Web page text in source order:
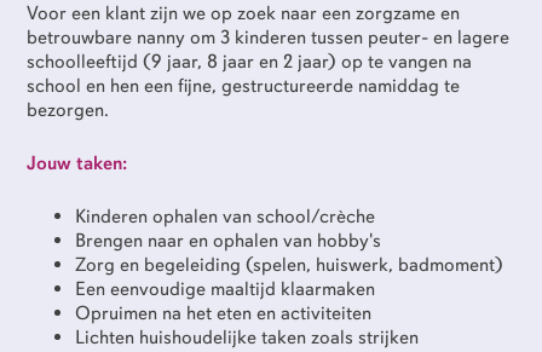
Voor een klant zijn we op zoek naar een zorgzame en
betrouwbare nanny om 3 kinderen tussen peuter- en lagere
schoolleeftijd (9 jaar, 8 jaar en 2 jaar) op te vangen na
school en hen een fijne, gestructureerde namiddag te
bezorgen.
Jouw taken:
Kinderen ophalen van school/crèche
Brengen naar en ophalen van hobby's
Zorg en begeleiding (spelen, huiswerk, badmoment)
Een eenvoudige maaltijd klaarmaken
Opruimen na het eten en activiteiten
Lichten huishoudelijke taken zoals strijken